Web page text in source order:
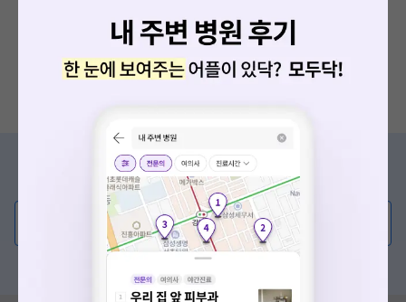
증상/치료, 궁금한 점이 있나요?
의사가 직접 답해드려요!
💬 무엇이든 물어보세요
혹은, 의료상담 서비스에 다양한 게시글 보러가기